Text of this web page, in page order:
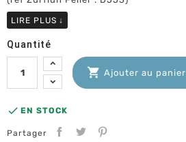
LIRE PLUS ↓
Quantité
 Ajouter au panier
 EN STOCK
Partager